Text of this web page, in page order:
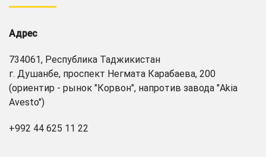
Адрес
734061, Республика Таджикистан
г. Душанбе, проспект Негмата Карабаева, 200
(ориентир - рынок "Корвон", напротив завода "Akia
Avesto")
+992 44 625 11 22